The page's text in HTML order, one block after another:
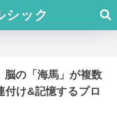
脳の「海馬」が複数
付け&記憶するプロ